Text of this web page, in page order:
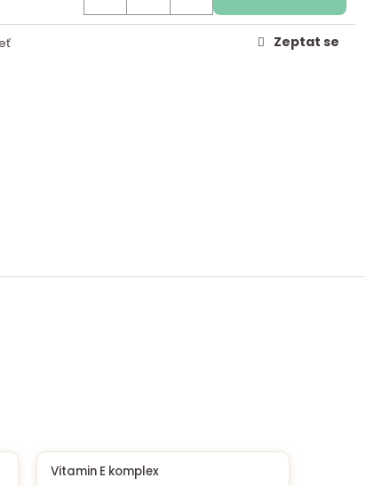
Zeptat se
Vitamin E komplex